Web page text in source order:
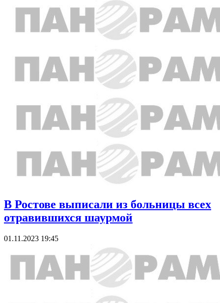
В Ростове выписали из больницы всех
отравившихся шаурмой
01.11.2023 19:45